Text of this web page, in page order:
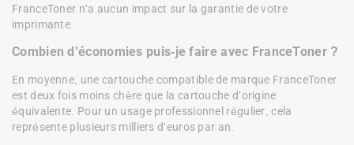
FranceToner n'a aucun impact sur la garantie de votre
imprimante.
Combien d'économies puis-je faire avec FranceToner ?
En moyenne, une cartouche compatible de marque FranceToner
est deux fois moins chère que la cartouche d'origine
équivalente. Pour un usage professionnel régulier, cela
représente plusieurs milliers d'euros par an.